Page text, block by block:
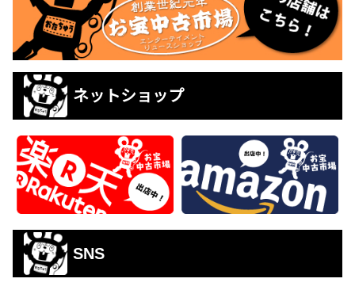
ネットショップ
SNS